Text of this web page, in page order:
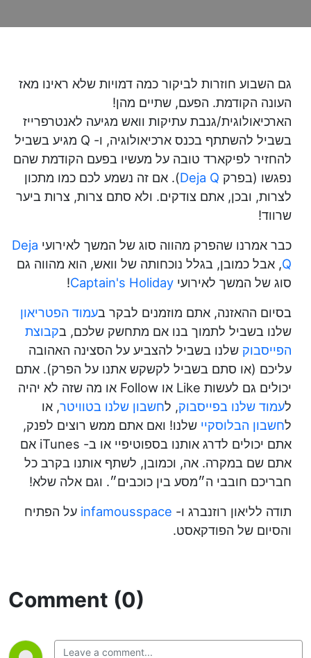
גם השבוע חוזרות לביקור כמה דמויות שלא ראינו מאז
העונה הקודמת. הפעם, שתיים מהן!
הארכיאולוגית/גנבת עתיקות וואש מגיעה לאנטרפרייז
בשביל להשתתף בכנס ארכיאולוגיה, ו- Q מגיע בשביל
להחזיר לפיקארד טובה על מעשיו בפעם הקודמת שהם
נפגשו (בפרק
). אם זה נשמע לכם כמו מתכון
לצרות, ובכן, אתם צודקים. ולא סתם צרות, צרות ביער
שרווד!
כבר אמרנו שהפרק מהווה סוג של המשך לאירועי Deja
Q, אבל כמובן, בגלל נוכחותה של וואש, הוא מהווה גם
סוג של המשך לאירועי Captain's Holiday
!
בסיום ההאזנה, אתם מוזמנים לבקר בעמוד הפטריאון
שלנו בשביל לתמוך בנו אם מתחשק שלכם, בקבוצת
הפייסבוק שלנו בשביל להצביע על הסצינה האהובה
עליכם (או סתם בשביל לקשקש אתנו על הפרק). אתם
יכולים גם לעשות Like או Follow או מה שזה לא יהיה
לעמוד שלנו בפייסבוק, לחשבון שלנו בטוויטר, או
לחשבון הבלוסקיי שלנו! ואם אתם ממש רוצים לפנק,
אתם יכולים לדרג אותנו בספוטיפיי או ב- iTunes אם
אתם שם במקרה. אה, וכמובן, לשתף אותנו בקרב כל
חבריכם חובבי ה״מסע בין כוכבים״. וגם אלה שלא!
תודה לליאון רוזנברג ו- infamousspace על הפתיח
והסיום של הפודקאסט.
Comment (0)